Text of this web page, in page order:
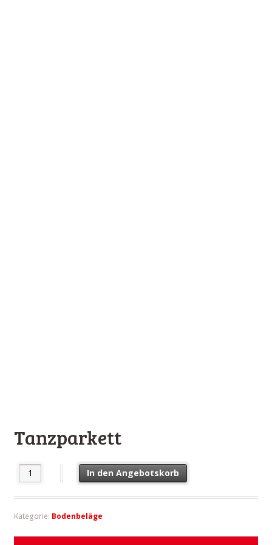
Tanzparkett
Tanzparkett MengeIn den Angebotskorb
Kategorie: Bodenbeläge